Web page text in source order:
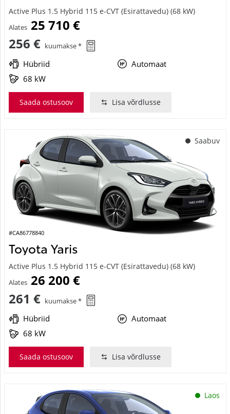
Active Plus 1.5 Hybrid 115 e-CVT (Esirattavedu) (68 kW)
Alates 25 710 €
256 € kuumakse *
Hübriid
Automaat
68 kW
Saada ostusoov Lisa võrdlusse
Saabuv
#CA86778840
Toyota Yaris
Active Plus 1.5 Hybrid 115 e-CVT (Esirattavedu) (68 kW)
Alates 26 200 €
261 € kuumakse *
Hübriid
Automaat
68 kW
Saada ostusoov Lisa võrdlusse
Laos